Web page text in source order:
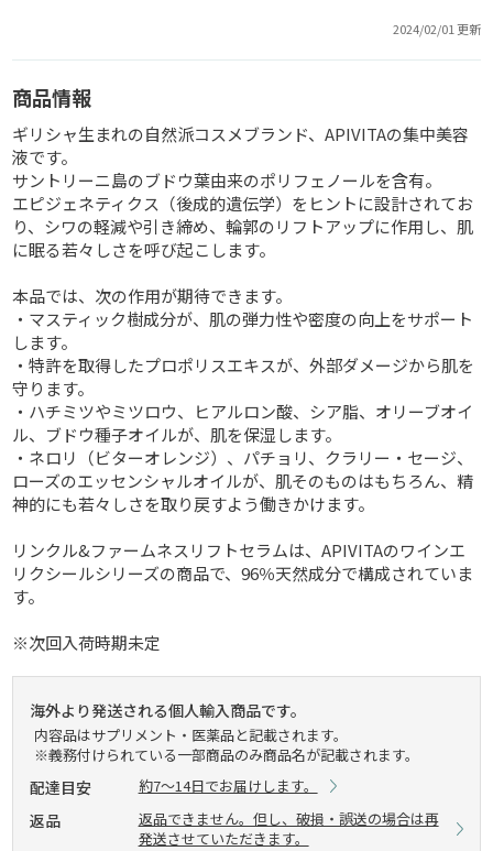
2024/02/01 更新
商品情報
ギリシャ生まれの自然派コスメブランド、APIVITAの集中美容
液です。
サントリーニ島のブドウ葉由来のポリフェノールを含有。
エピジェネティクス（後成的遺伝学）をヒントに設計されてお
り、シワの軽減や引き締め、輪郭のリフトアップに作用し、肌
に眠る若々しさを呼び起こします。
本品では、次の作用が期待できます。
・マスティック樹成分が、肌の弾力性や密度の向上をサポート
します。
・特許を取得したプロポリスエキスが、外部ダメージから肌を
守ります。
・ハチミツやミツロウ、ヒアルロン酸、シア脂、オリーブオイ
ル、ブドウ種子オイルが、肌を保湿します。
・ネロリ（ビターオレンジ）、パチョリ、クラリー・セージ、
ローズのエッセンシャルオイルが、肌そのものはもちろん、精
神的にも若々しさを取り戻すよう働きかけます。
リンクル&ファームネスリフトセラムは、APIVITAのワインエ
リクシールシリーズの商品で、96％天然成分で構成されていま
す。
※次回入荷時期未定
海外より発送される個人輸入商品です。
内容品はサプリメント・医薬品と記載されます。
※義務付けられている一部商品のみ商品名が記載されます。
配達目安 約7～14日でお届けします。
返品
返品できません。但し、破損・誤送の場合は再
発送させていただきます。